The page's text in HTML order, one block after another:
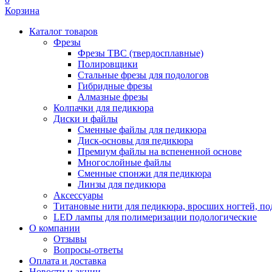
Корзина
Каталог товаров
Фрезы
Фрезы ТВС (твердосплавные)
Полировщики
Стальные фрезы для подологов
Гибридные фрезы
Алмазные фрезы
Колпачки для педикюра
Диски и файлы
Сменные файлы для педикюра
Диск-основы для педикюра
Премиум файлы на вспененной основе
Многослойные файлы
Сменные спонжи для педикюра
Линзы для педикюра
Аксессуары
Титановые нити для педикюра, вросших ногтей,
LED лампы для полимеризации подологические
О компании
Отзывы
Вопросы-ответы
Оплата и доставка